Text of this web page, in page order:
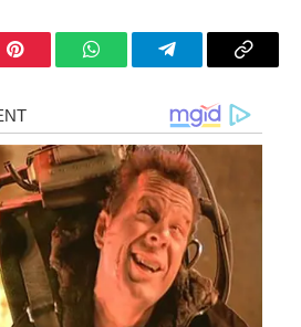
Pinterest WhatsAppTelegramCopy